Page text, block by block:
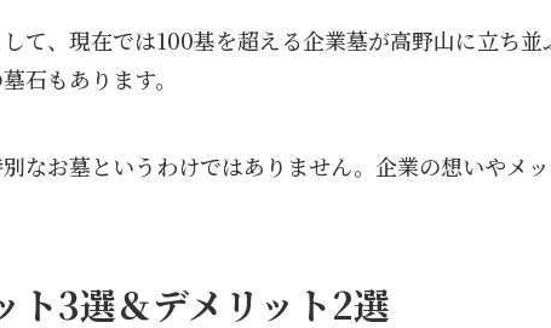
て、現在では100基を超える企業墓が高野山に立ち
石もあります。
なお墓というわけではありません。企業の想いやメ
3選＆デメリット2選